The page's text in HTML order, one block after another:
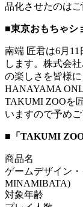
品化させたのは
■東京おもちゃシ
南端 匠君は6月
します。株式会
の楽しさを皆様
HANAYAMA
TAKUMI ZOOを
いますので予めご
■「TAKUMI
商品名
ゲームデザイン
MINAMIBATA)
対象年